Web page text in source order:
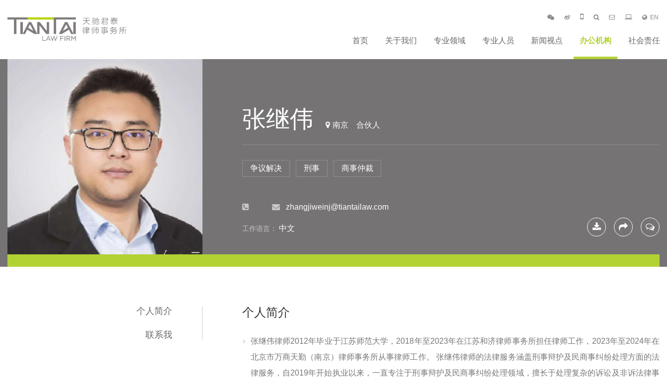
EN
首页 关于我们 专业领域 专业人员 新闻视点 办公机构 社会责任
张继伟 南京 合伙人
争议解决 刑事 商事仲裁
zhangjiweinj@tiantailaw.com
工作语言： 中文
个人简介
联系我
个人简介
张继伟律师2012年毕业于江苏师范大学，2018年至2023年在江苏和济律师事务所担任律师工作，2023年至2024年在
北京市万商天勤（南京）律师事务所从事律师工作。 张继伟律师的法律服务涵盖刑事辩护及民商事纠纷处理方面的法
律服务，自2019年开始执业以来，一直专注于刑事辩护及民商事纠纷处理领域，擅长于处理复杂的诉讼及非诉法律事